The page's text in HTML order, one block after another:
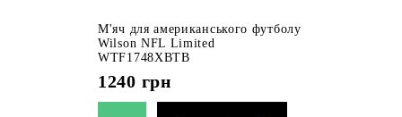
М'яч для американського футболу
Wilson NFL Limited
WTF1748XBTB
1240 грн